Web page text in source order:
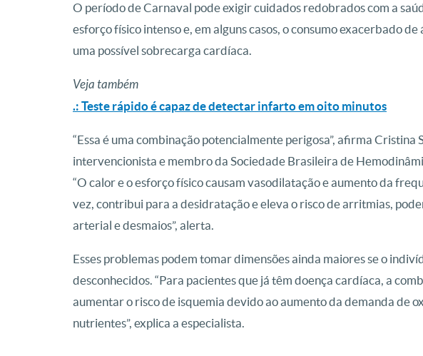
O período de Carnaval pode exigir cuidados redobrados com a
esforço físico intenso e, em alguns casos, o consumo exacerbado
uma possível sobrecarga cardíaca.
Veja também
.: Teste rápido é capaz de detectar infarto em oito minutos
“Essa é uma combinação potencialmente perigosa”, afirma Cristina
intervencionista e membro da Sociedade Brasileira de
“O calor e o esforço físico causam vasodilatação e aumento da
vez, contribui para a desidratação e eleva o risco de arritmias,
arterial e desmaios”, alerta.
Esses problemas podem tomar dimensões ainda maiores se o
desconhecidos. “Para pacientes que já têm doença cardíaca, a
aumentar o risco de isquemia devido ao aumento da demanda de
nutrientes”, explica a especialista.